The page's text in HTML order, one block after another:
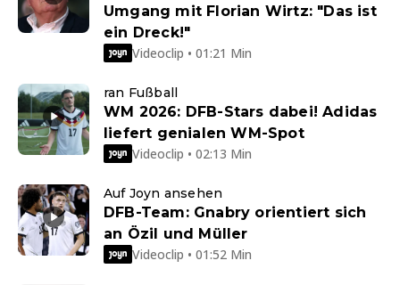
Umgang mit Florian Wirtz: "Das ist
ein Dreck!"
Videoclip • 01:21 Min
ran Fußball
WM 2026: DFB-Stars dabei! Adidas
liefert genialen WM-Spot
Videoclip • 02:13 Min
Auf Joyn ansehen
DFB-Team: Gnabry orientiert sich
an Özil und Müller
Videoclip • 01:52 Min